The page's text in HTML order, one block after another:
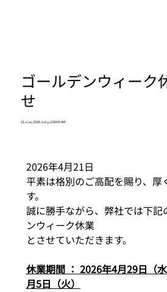
ゴールデンウィーク
せ
21 ஏப்ரல், 2026 அன்று 2:00:00 AM
2026年4月21日
平素は格別のご高配を賜り、厚
す。
誠に勝手ながら、弊社では下記
ンウィーク休業
とさせていただきます。
休業期間 ： 2026年4月29日（
月5日（火）